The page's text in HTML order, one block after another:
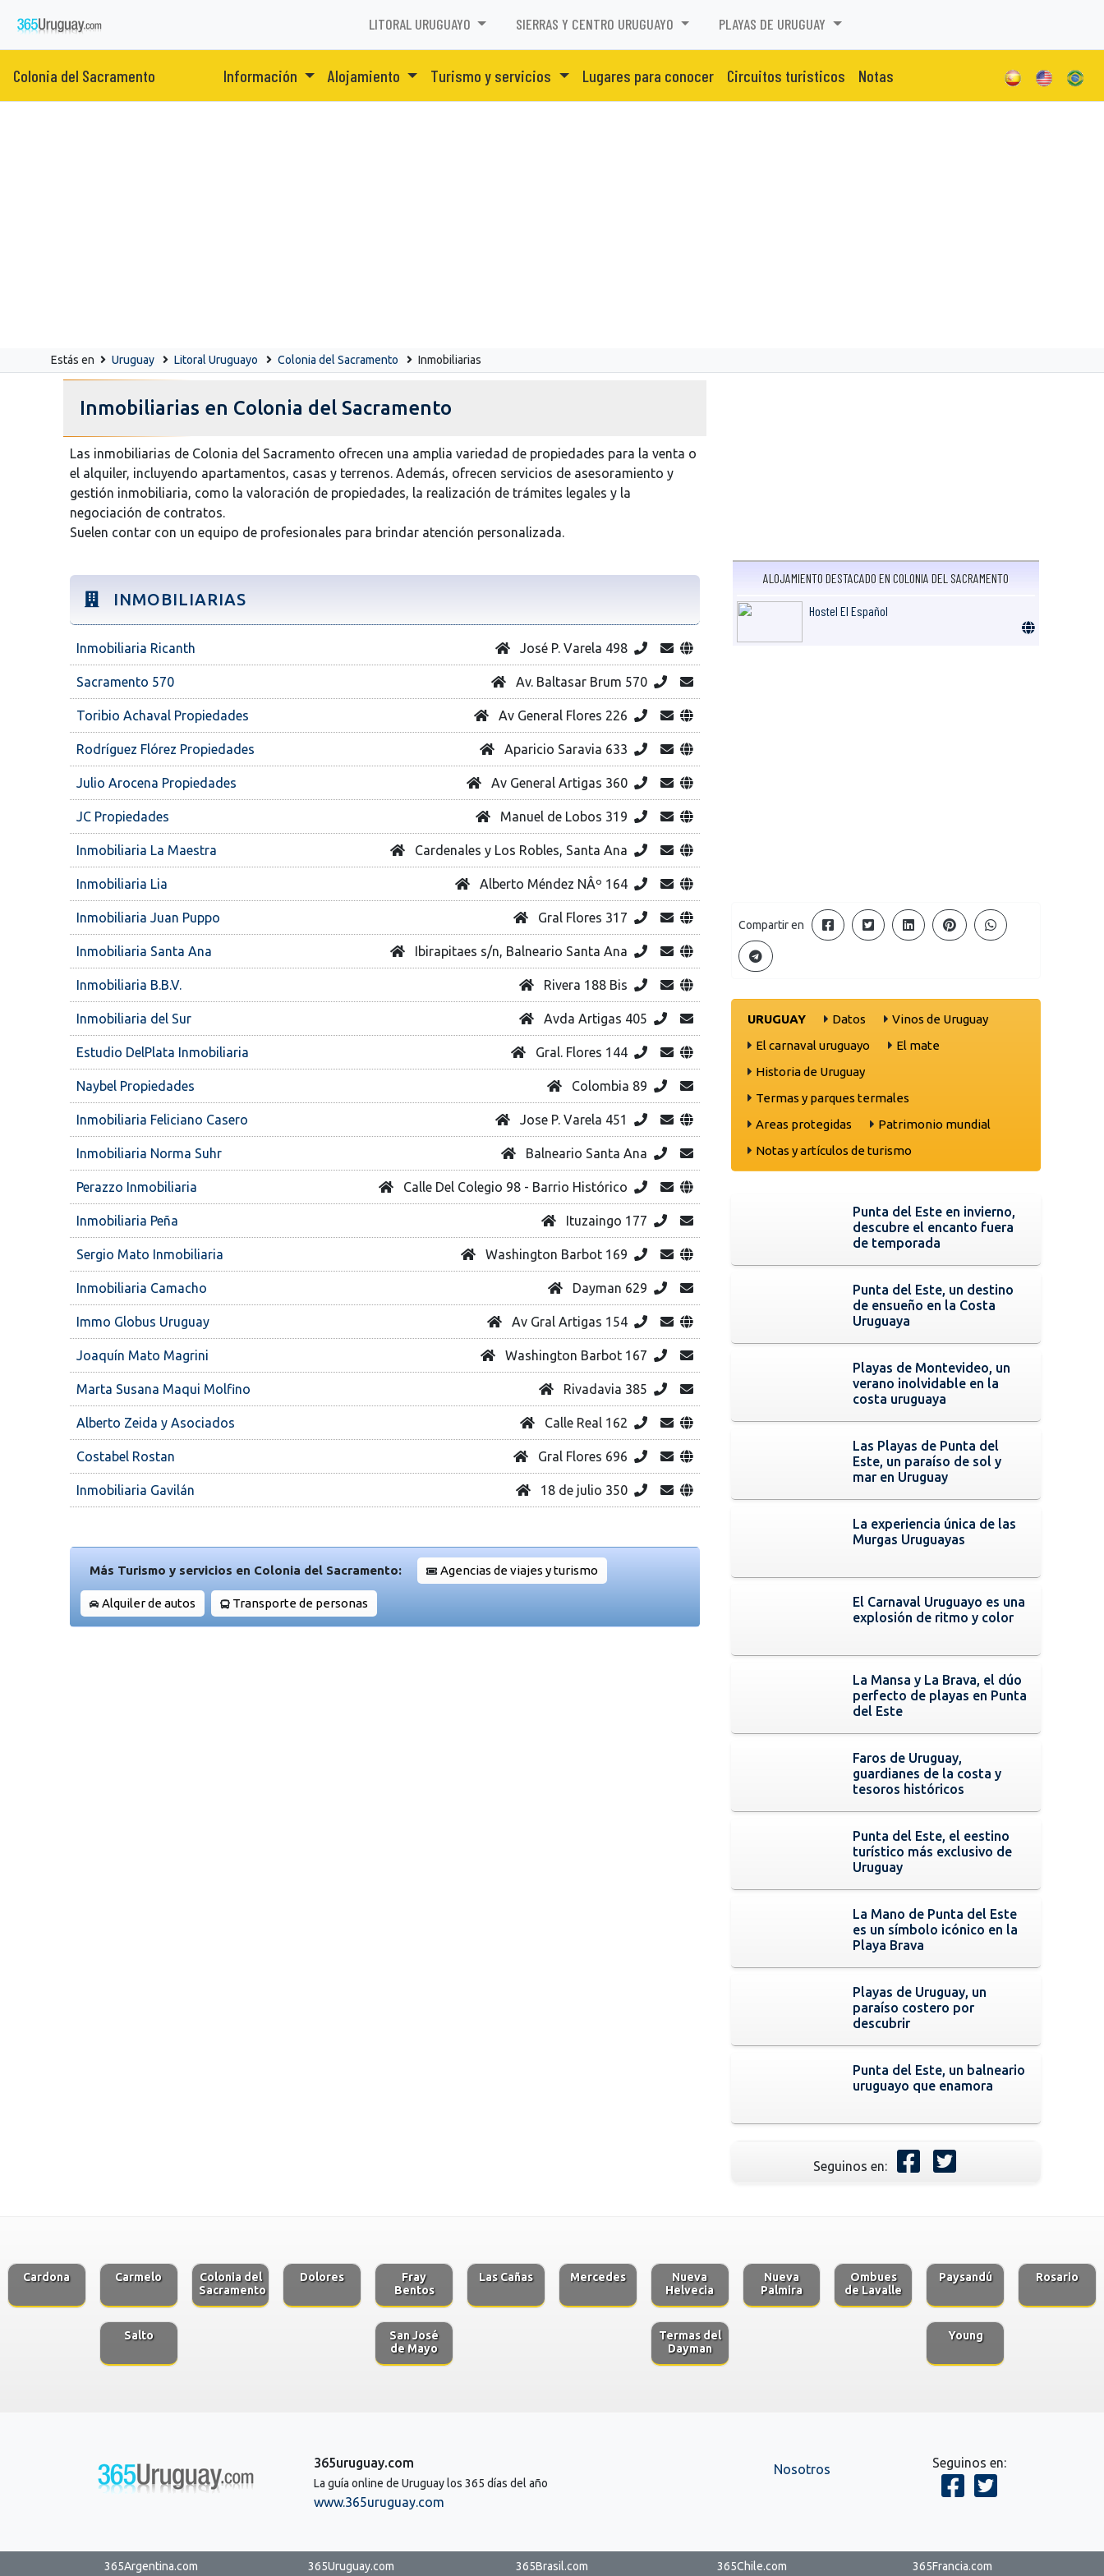
LITORAL URUGUAYO SIERRAS Y CENTRO URUGUAYO PLAYAS DE URUGUAY
Colonia del Sacramento Información Alojamiento Turismo y servicios Lugares para conocer Circuitos turisticos Notas
Estás en Uruguay Litoral Uruguayo Colonia del Sacramento Inmobiliarias
Inmobiliarias en Colonia del Sacramento
Las inmobiliarias de Colonia del Sacramento ofrecen una amplia variedad de propiedades para la venta o
el alquiler, incluyendo apartamentos, casas y terrenos. Además, ofrecen servicios de asesoramiento y
gestión inmobiliaria, como la valoración de propiedades, la realización de trámites legales y la
negociación de contratos.
Suelen contar con un equipo de profesionales para brindar atención personalizada.
INMOBILIARIAS
Inmobiliaria Ricanth José P. Varela 498
Sacramento 570 Av. Baltasar Brum 570
Toribio Achaval Propiedades Av General Flores 226
Rodríguez Flórez Propiedades Aparicio Saravia 633
Julio Arocena Propiedades Av General Artigas 360
JC Propiedades Manuel de Lobos 319
Inmobiliaria La Maestra Cardenales y Los Robles, Santa Ana
Inmobiliaria Lia Alberto Méndez NÂº 164
Inmobiliaria Juan Puppo Gral Flores 317
Inmobiliaria Santa Ana Ibirapitaes s/n, Balneario Santa Ana
Inmobiliaria B.B.V. Rivera 188 Bis
Inmobiliaria del Sur Avda Artigas 405
Estudio DelPlata Inmobiliaria Gral. Flores 144
Naybel Propiedades Colombia 89
Inmobiliaria Feliciano Casero Jose P. Varela 451
Inmobiliaria Norma Suhr Balneario Santa Ana
Perazzo Inmobiliaria Calle Del Colegio 98 - Barrio Histórico
Inmobiliaria Peña Ituzaingo 177
Sergio Mato Inmobiliaria Washington Barbot 169
Inmobiliaria Camacho Dayman 629
Immo Globus Uruguay Av Gral Artigas 154
Joaquín Mato Magrini Washington Barbot 167
Marta Susana Maqui Molfino Rivadavia 385
Alberto Zeida y Asociados Calle Real 162
Costabel Rostan Gral Flores 696
Inmobiliaria Gavilán 18 de julio 350
Más Turismo y servicios en Colonia del Sacramento: Agencias de viajes y turismo
Alquiler de autos Transporte de personas
ALOJAMIENTO DESTACADO EN COLONIA DEL SACRAMENTO
Hostel El Español
Compartir en
URUGUAY Datos
Vinos de Uruguay
El carnaval uruguayo
El mate
Historia de Uruguay
Termas y parques termales
Areas protegidas
Patrimonio mundial
Notas y artículos de turismo
Punta del Este en invierno,
descubre el encanto fuera
de temporada
Punta del Este, un destino
de ensueño en la Costa
Uruguaya
Playas de Montevideo, un
verano inolvidable en la
costa uruguaya
Las Playas de Punta del
Este, un paraíso de sol y
mar en Uruguay
La experiencia única de las
Murgas Uruguayas
El Carnaval Uruguayo es una
explosión de ritmo y color
La Mansa y La Brava, el dúo
perfecto de playas en Punta
del Este
Faros de Uruguay,
guardianes de la costa y
tesoros históricos
Punta del Este, el eestino
turístico más exclusivo de
Uruguay
La Mano de Punta del Este
es un símbolo icónico en la
Playa Brava
Playas de Uruguay, un
paraíso costero por
descubrir
Punta del Este, un balneario
uruguayo que enamora
Seguinos en:
Cardona Carmelo
Colonia del
Sacramento
Dolores
Fray
Bentos
Las Cañas Mercedes
Nueva
Helvecia
Nueva
Palmira
Ombues
de Lavalle
Paysandú Rosario
Salto
San José
de Mayo
Termas del
Dayman
Young
365uruguay.com
La guía online de Uruguay los 365 días del año
www.365uruguay.com
Nosotros Seguinos en:
365Argentina.com 365Uruguay.com 365Brasil.com 365Chile.com 365Francia.com